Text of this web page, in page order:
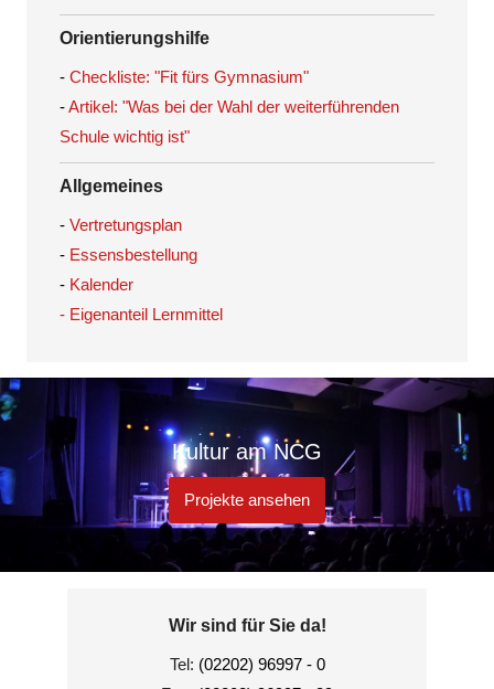
Orientierungshilfe
- Checkliste: "Fit fürs Gymnasium"
-Artikel: "Was bei der Wahl der weiterführenden
Schule wichtig ist"
Allgemeines
- Vertretungsplan
- Essensbestellung
- Kalender
- Eigenanteil Lernmittel
Kultur am NCG
Projekte ansehen
Wir sind für Sie da!
Tel: (02202) 96997 - 0